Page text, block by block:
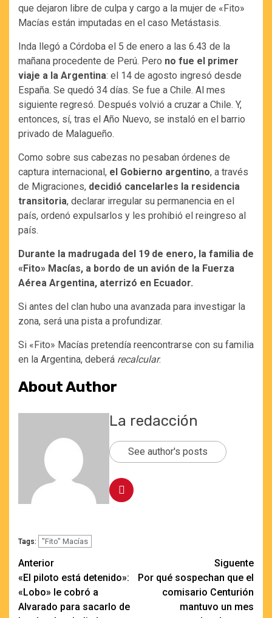
que dejaron libre de culpa y cargo a la mujer de «Fito»
Macías están imputadas en el caso Metástasis.
Inda llegó a Córdoba el 5 de enero a las 6.43 de la
mañana procedente de Perú. Pero no fue el primer
viaje a la Argentina: el 14 de agosto ingresó desde
España. Se quedó 34 días. Se fue a Chile. Al mes
siguiente regresó. Después volvió a cruzar a Chile. Y,
entonces, sí, tras el Año Nuevo, se instaló en el barrio
privado de Malagueño.
Como sobre sus cabezas no pesaban órdenes de
captura internacional, el Gobierno argentino, a través
de Migraciones, decidió cancelarles la residencia
transitoria, declarar irregular su permanencia en el
país, ordenó expulsarlos y les prohibió el reingreso al
país.
Durante la madrugada del 19 de enero, la familia de
«Fito» Macías, a bordo de un avión de la Fuerza
Aérea Argentina, aterrizó en Ecuador.
Si antes del clan hubo una avanzada para investigar la
zona, será una pista a profundizar.
Si «Fito» Macías pretendía reencontrarse con su familia
en la Argentina, deberá recalcular.
About Author
La redacción
See author's posts
Tags: "Fito" Macías
Navegación
de
entradas
Anterior
«El piloto está detenido»:
«Lobo» le cobró a
Alvarado para sacarlo de
Siguente
Por qué sospechan que el
comisario Centurión
mantuvo un mes